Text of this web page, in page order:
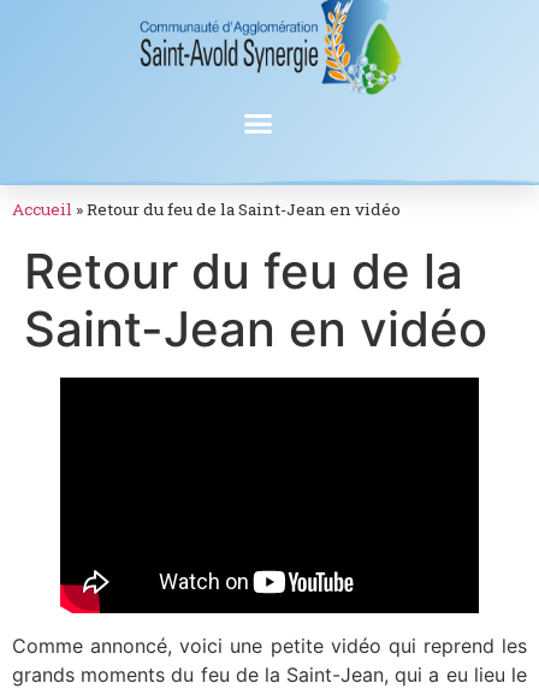
Accueil »Retour du feu de la Saint-Jean en vidéo
Retour du feu de la
Saint-Jean en vidéo
Comme annoncé, voici une petite vidéo qui reprend les
grands moments du feu de la Saint-Jean, qui a eu lieu le